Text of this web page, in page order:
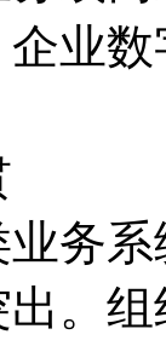
，企
务系
。